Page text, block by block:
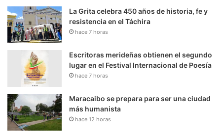
La Grita celebra 450 años de historia, fe y
resistencia en el Táchira
hace 7 horas
Escritoras merideñas obtienen el segundo
lugar en el Festival Internacional de Poesía
hace 7 horas
Maracaibo se prepara para ser una ciudad
más humanista
hace 12 horas